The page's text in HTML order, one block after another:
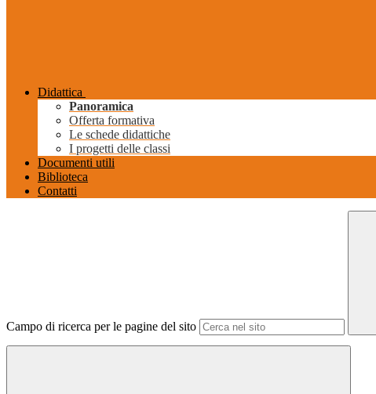
Didattica
Panoramica
Offerta formativa
Le schede didattiche
I progetti delle classi
Documenti utili
Biblioteca
Contatti
Campo di ricerca per le pagine del sito